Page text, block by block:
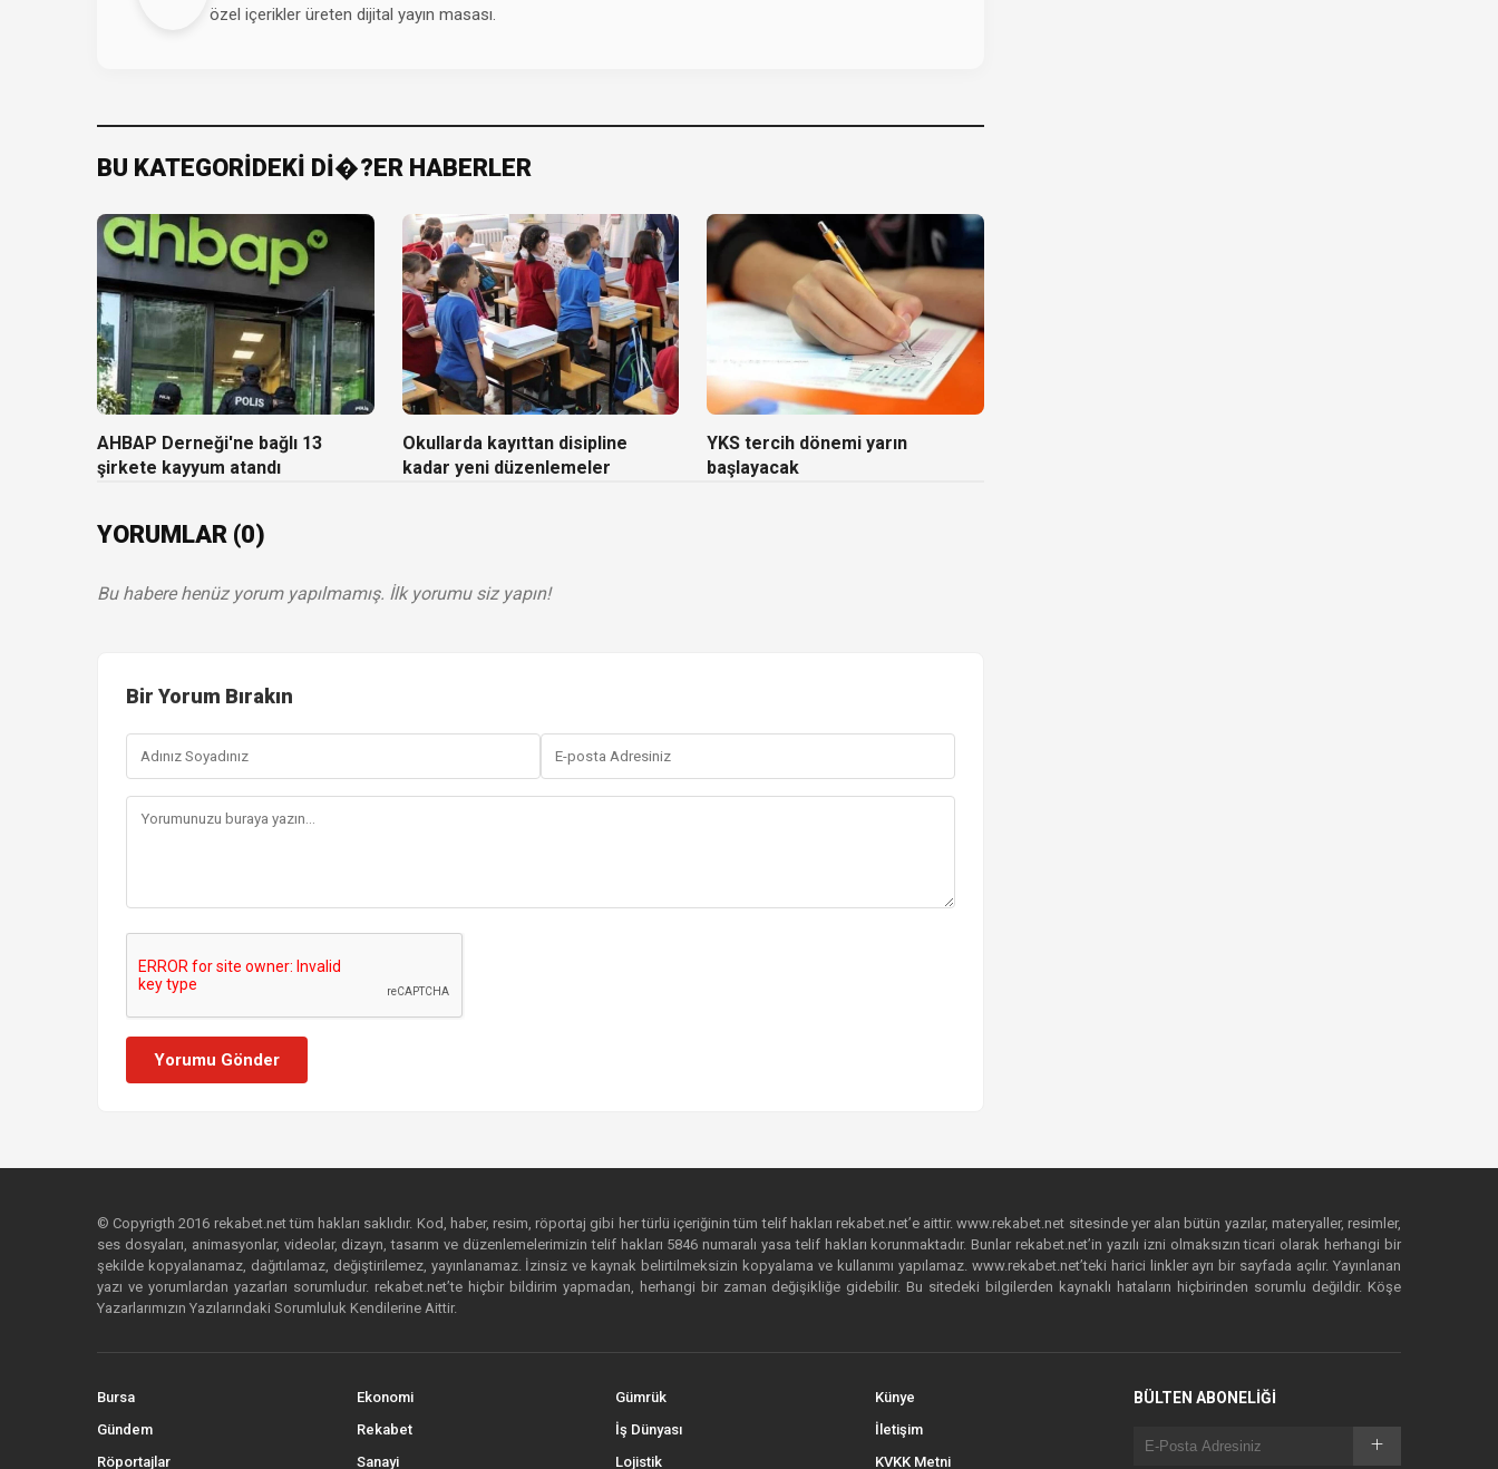
özel içerikler üreten dijital yayın masası.
BU KATEGORİDEKİ Dİ�?ER HABERLER
AHBAP Derneği'ne bağlı 13
şirkete kayyum atandı
Okullarda kayıttan disipline
kadar yeni düzenlemeler
YKS tercih dönemi yarın
başlayacak
YORUMLAR (0)
Bu habere henüz yorum yapılmamış. İlk yorumu siz yapın!
Bir Yorum Bırakın
Yorumu Gönder
© Copyrigth 2016 rekabet.net tüm hakları saklıdır. Kod, haber, resim, röportaj gibi her türlü içeriğinin tüm telif hakları rekabet.net’e aittir. www.rekabet.net sitesinde yer alan bütün yazılar, materyaller, resimler,
ses dosyaları, animasyonlar, videolar, dizayn, tasarım ve düzenlemelerimizin telif hakları 5846 numaralı yasa telif hakları korunmaktadır. Bunlar rekabet.net’in yazılı izni olmaksızın ticari olarak herhangi bir
şekilde kopyalanamaz, dağıtılamaz, değiştirilemez, yayınlanamaz. İzinsiz ve kaynak belirtilmeksizin kopyalama ve kullanımı yapılamaz. www.rekabet.net’teki harici linkler ayrı bir sayfada açılır. Yayınlanan
yazı ve yorumlardan yazarları sorumludur. rekabet.net’te hiçbir bildirim yapmadan, herhangi bir zaman değişikliğe gidebilir. Bu sitedeki bilgilerden kaynaklı hataların hiçbirinden sorumlu değildir. Köşe
Yazarlarımızın Yazılarındaki Sorumluluk Kendilerine Aittir.
Bursa
Gündem
Röportajlar
Ekonomi
Rekabet
Sanayi
Gümrük
İş Dünyası
Lojistik
Künye
İletişim
KVKK Metni
BÜLTEN ABONELİĞİ